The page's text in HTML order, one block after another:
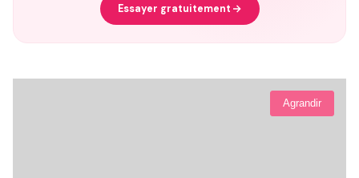
Essayer gratuitement
Agrandir